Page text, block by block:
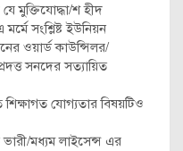
মুক্তিযোদ্ধা/শ হীদ
সংশ্লিষ্ট ইউনিয়ন
ওয়ার্ড কাউন্সিলর/
সনদের সত্যায়িত
যোগ্যতার বিষয়টিও
ভারী/মধ্যম লাইসেন্স এর